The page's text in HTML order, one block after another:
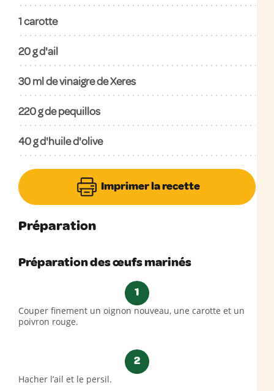
1carotte
20g d'ail
30ml de vinaigre de Xeres
220g de pequillos
40g d'huile d'olive
Imprimer la recette
Préparation
Préparation des œufs marinés
1
Couper finement un oignon nouveau, une carotte et un
poivron rouge.
2
Hacher l’ail et le persil.